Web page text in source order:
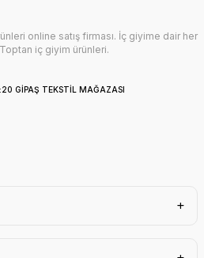
online satış firması. İç giyime dair her
iç giyim ürünleri.
GİPAŞ TEKSTİL MAĞAZASI